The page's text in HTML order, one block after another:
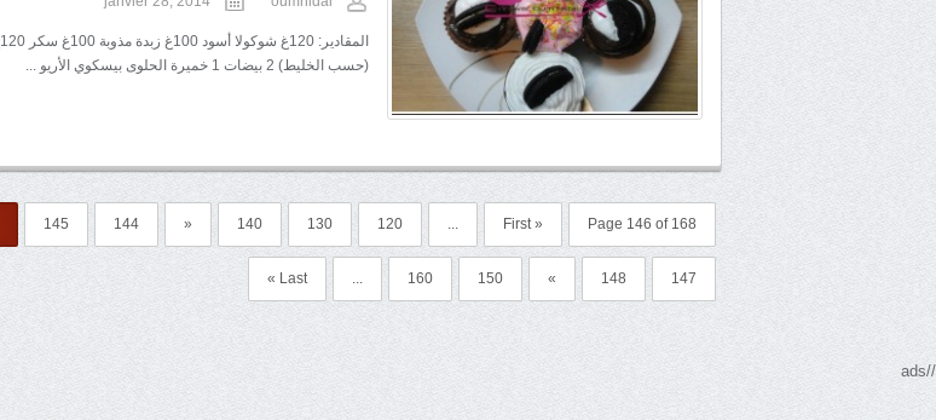
(حسب الخليط) 2 بيضات 1 خميرة الحلوى بيسكوي الأريو ...
Page 146 of 168
« First
...
120
130
140
«
144
145
147
148
»
150
160
...
Last »
//ads